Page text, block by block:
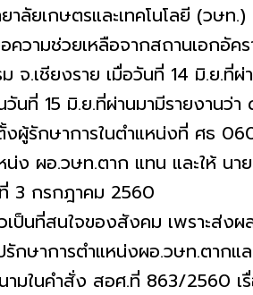
ษตรและเทคโนโลยี (วษท.) เ
มช่วยเหลือจากสถานเอกอัครา
จ.เชียงราย เมื่อวันที่ 14 มิ.ย.ที่ผ่
นที่ 15 มิ.ย.ที่ผ่านมามีรายงานว่
รักษาการในตำแหน่งที่ ศธ
ง ผอ.วษท.ตาก แทน และให้ น
3 กรกฎาคม 2560
นใจของสังคม เพราะส่งผล
กษาการตำแหน่งผอ.วษท.ตากแ
ามในคำสั่ง สอศ.ที่ 863/2560